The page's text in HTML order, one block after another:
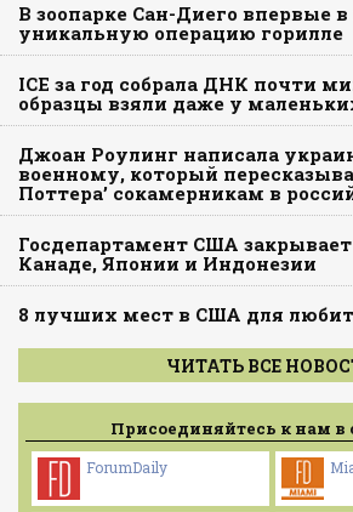
В зоопарке Сан-Диего впервые
уникальную операцию горилле
ICE за год собрала ДНК почти
образцы взяли даже у
Джоан Роулинг написала
военному, который
Поттера’ сокамерникам в
Госдепартамент США
Канаде, Японии и Индонезии
8 лучших мест в США для
ЧИТАТЬ ВСЕ
Присоединяйтесь к нам в
ForumDaily